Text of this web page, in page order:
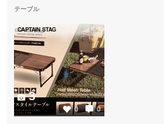
テーブル
CAPTAIN STAG
0 0
3